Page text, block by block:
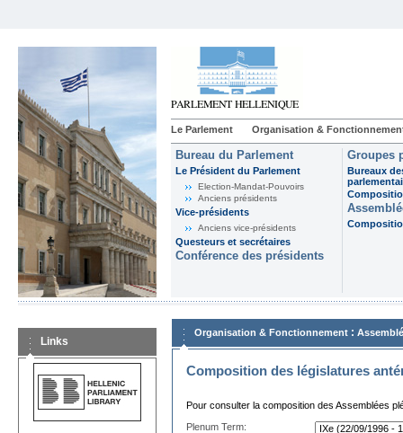
Le Parlement Organisation &
Bureau du Parlement
Le Président du Parlement
Election-Mandat-Pouvoirs
Anciens présidents
Vice-présidents
Anciens vice-présidents
Questeurs et secrétaires
Conférence des présidents
Groupes
Bureaux
Links
Organisation & Fonctionnement :
Composition des législatures
Pour consulter la composition des Assemblées
Plenum Term: